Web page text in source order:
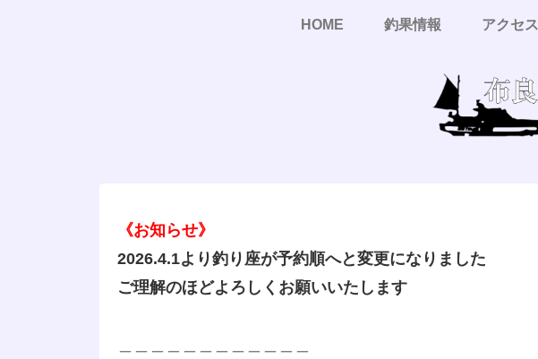
HOME 釣果情報 アクセス
《お知らせ》
2026.4.1より釣り座が予約順へと変更になりました
ご理解のほどよろしくお願いいたします